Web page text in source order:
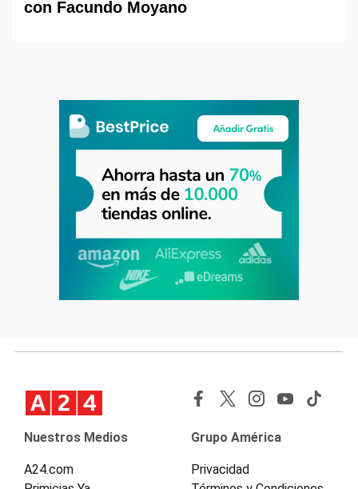
con Facundo Moyano
Nuestros Medios
A24.com
Grupo América
Privacidad